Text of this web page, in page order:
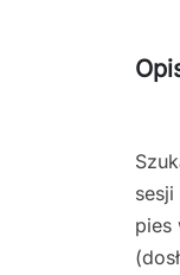
sesji
pies